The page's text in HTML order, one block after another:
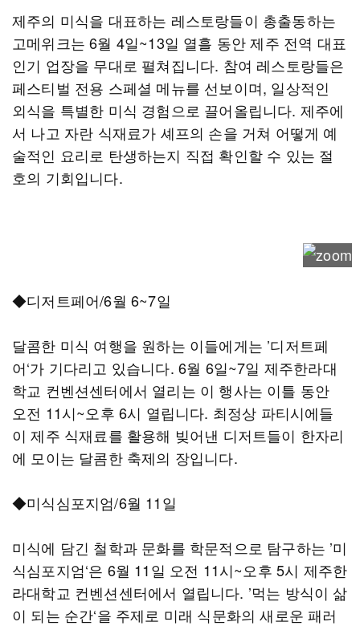
제주의 미식을 대표하는 레스토랑들이 총출동하는
고메위크는 6월 4일~13일 열흘 동안 제주 전역 대표
인기 업장을 무대로 펼쳐집니다. 참여 레스토랑들은
페스티벌 전용 스페셜 메뉴를 선보이며, 일상적인
외식을 특별한 미식 경험으로 끌어올립니다. 제주에
서 나고 자란 식재료가 셰프의 손을 거쳐 어떻게 예
술적인 요리로 탄생하는지 직접 확인할 수 있는 절
호의 기회입니다.
◆디저트페어/6월 6~7일
달콤한 미식 여행을 원하는 이들에게는 ’디저트페
어‘가 기다리고 있습니다. 6월 6일~7일 제주한라대
학교 컨벤션센터에서 열리는 이 행사는 이틀 동안
오전 11시~오후 6시 열립니다. 최정상 파티시에들
이 제주 식재료를 활용해 빚어낸 디저트들이 한자리
에 모이는 달콤한 축제의 장입니다.
◆미식심포지엄/6월 11일
미식에 담긴 철학과 문화를 학문적으로 탐구하는 ’미
식심포지엄‘은 6월 11일 오전 11시~오후 5시 제주한
라대학교 컨벤션센터에서 열립니다. ’먹는 방식이 삶
이 되는 순간‘을 주제로 미래 식문화의 새로운 패러